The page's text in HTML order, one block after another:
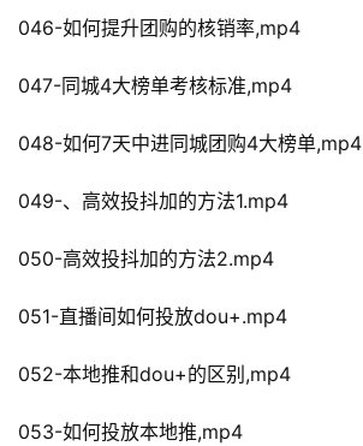
046-如何提升团购的核销率,mp4
047-同城4大榜单考核标准,mp4
048-如何7天中进同城团购4大榜单,mp4
049-、高效投抖加的方法1.mp4
050-高效投抖加的方法2.mp4
051-直播间如何投放dou+.mp4
052-本地推和dou+的区别,mp4
053-如何投放本地推,mp4